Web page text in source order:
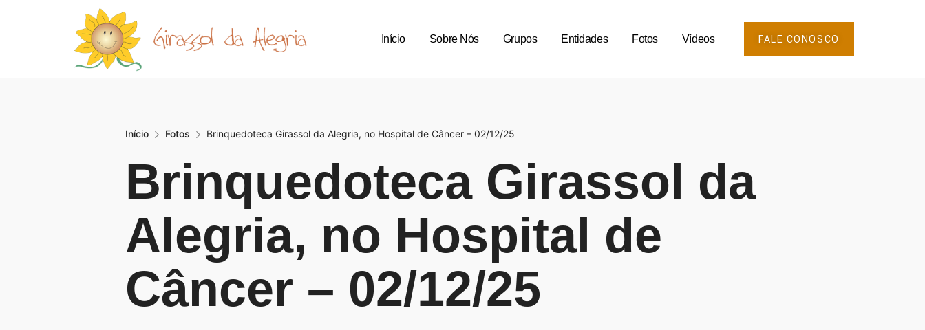
Início Sobre Nós Grupos Entidades Fotos Vídeos FALE CONOSCO
Início Fotos Brinquedoteca Girassol da Alegria, no Hospital de Câncer – 02/12/25
Brinquedoteca Girassol da
Alegria, no Hospital de
Câncer – 02/12/25